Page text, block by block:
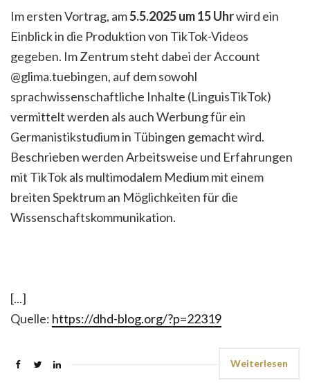
Im ersten Vortrag, am5.5.2025 um 15 Uhrwird ein
Einblick in die Produktion von TikTok-Videos
gegeben. Im Zentrum steht dabei der Account
@glima.tuebingen, auf dem sowohl
sprachwissenschaftliche Inhalte (LinguisTikTok)
vermittelt werden als auch Werbung für ein
Germanistikstudium in Tübingen gemacht wird.
Beschrieben werden Arbeitsweise und Erfahrungen
mit TikTok als multimodalem Medium mit einem
breiten Spektrum an Möglichkeiten für die
Wissenschaftskommunikation.
[...]
Quelle: https://dhd-blog.org/?p=22319
Weiterlesen